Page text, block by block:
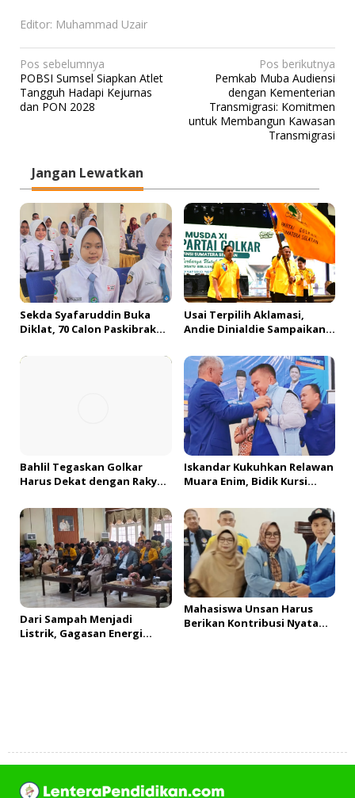
Editor: Muhammad Uzair
N
a
v
a
s
i
p
o
s
Pos sebelumnya
POBSI Sumsel Siapkan Atlet
Tangguh Hadapi Kejurnas
dan PON 2028
Pos berikutnya
Pemkab Muba Audiensi
dengan Kementerian
Transmigrasi: Komitmen
untuk Membangun Kawasan
Transmigrasi
Jangan Lewatkan
Sekda Syafaruddin Buka
Diklat, 70 Calon Paskibraka
di Muba
Usai Terpilih Aklamasi,
Andie Dinialdie Sampaikan
Seluruh Kader Golkar
Sumsel
Bahlil Tegaskan Golkar
Harus Dekat dengan Rakyat
Iskandar Kukuhkan Relawan
Muara Enim, Bidik Kursi
RI
Dari Sampah Menjadi
Listrik, Gagasan Energi
Mahasiswa Unsan Harus
Berikan Kontribusi Nyata